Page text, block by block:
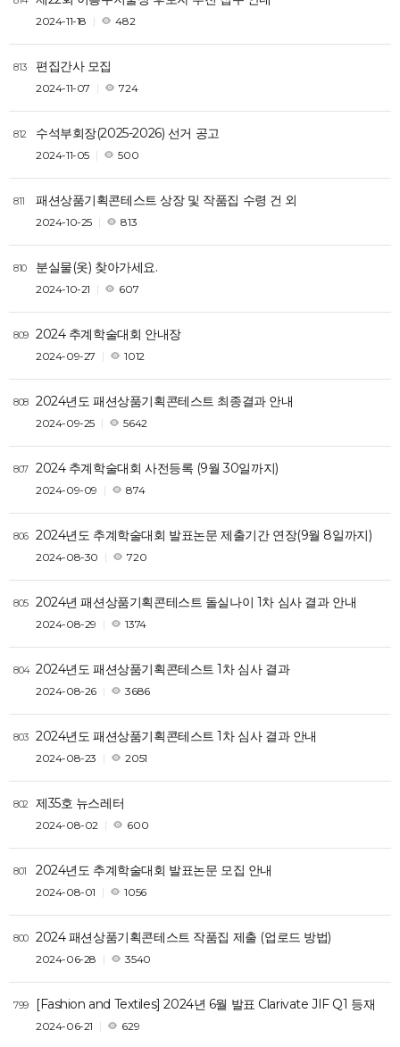
2024-11-18 482
813 편집간사 모집
2024-11-07 724
812 수석부회장(2025-2026) 선거 공고
2024-11-05 500
811 패션상품기획콘테스트 상장 및 작품집 수령 건 외
2024-10-25 813
810 분실물(옷) 찾아가세요.
2024-10-21 607
809 2024 추계학술대회 안내장
2024-09-27 1012
808 2024년도 패션상품기획콘테스트 최종결과 안내
2024-09-25 5642
807 2024 추계학술대회 사전등록 (9월 30일까지)
2024-09-09 874
806 2024년도 추계학술대회 발표논문 제출기간 연장(9월 8일까지)
2024-08-30 720
805 2024년 패션상품기획콘테스트 돌실나이 1차 심사 결과 안내
2024-08-29 1374
804 2024년도 패션상품기획콘테스트 1차 심사 결과
2024-08-26 3686
803 2024년도 패션상품기획콘테스트 1차 심사 결과 안내
2024-08-23 2051
802 제35호 뉴스레터
2024-08-02 600
801 2024년도 추계학술대회 발표논문 모집 안내
2024-08-01 1056
800 2024 패션상품기획콘테스트 작품집 제출 (업로드 방법)
2024-06-28 3540
799 [Fashion and Textiles] 2024년 6월 발표 Clarivate JIF Q1 등재
2024-06-21 629